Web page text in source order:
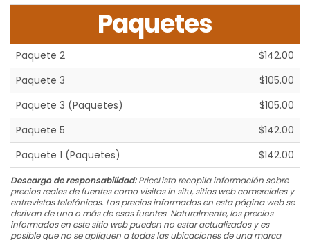
Paquetes
Paquete 2
$142.00
Paquete 3
$105.00
Paquete 3 (Paquetes)
$105.00
Paquete 5
$142.00
Paquete 1 (Paquetes)
$142.00
Descargo de responsabilidad:PriceListo recopila información sobre
precios reales de fuentes como visitas in situ, sitios web comerciales y
entrevistas telefónicas. Los precios informados en esta página web se
derivan de una o más de esas fuentes. Naturalmente, los precios
informados en este sitio web pueden no estar actualizados y es
posible que no se apliquen a todas las ubicaciones de una marca